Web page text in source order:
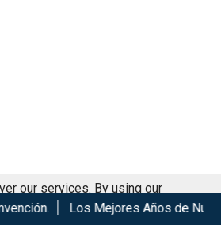
Años de Nuestra Vida de Hombres
our services. By using our
our use of cookies.
Got it